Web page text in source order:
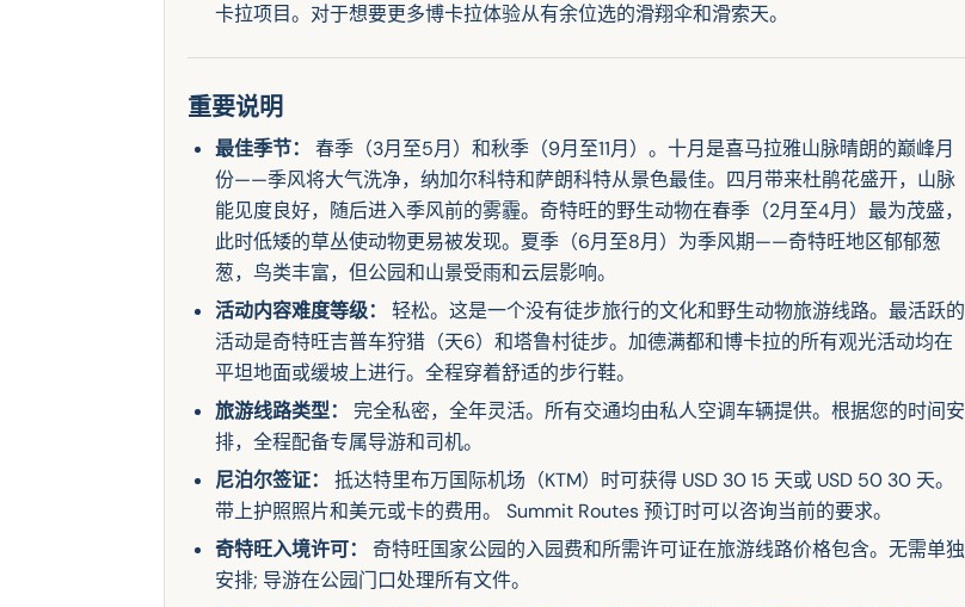
卡拉项目。对于想要更多博卡拉体验从有余位选的滑翔伞和滑索天。
重要说明
最佳季节：
春季（3月至5月）和秋季（9月至11月）。十月是喜马拉雅山脉晴朗的巅峰月
份——季风将大气洗净，纳加尔科特和萨朗科特从景色最佳。四月带来杜鹃花盛开，山脉
能见度良好，随后进入季风前的雾霾。奇特旺的野生动物在春季（2月至4月）最为茂盛，
此时低矮的草丛使动物更易被发现。夏季（6月至8月）为季风期——奇特旺地区郁郁葱
葱，鸟类丰富，但公园和山景受雨和云层影响。
活动内容难度等级：
轻松。这是一个没有徒步旅行的文化和野生动物旅游线路。最活跃的
活动是奇特旺吉普车狩猎（天6）和塔鲁村徒步。加德满都和博卡拉的所有观光活动均在
平坦地面或缓坡上进行。全程穿着舒适的步行鞋。
旅游线路类型：
完全私密，全年灵活。所有交通均由私人空调车辆提供。根据您的时间安
排，全程配备专属导游和司机。
尼泊尔签证：
抵达特里布万国际机场（KTM）时可获得 USD 30 15 天或 USD 50 30 天。
带上护照照片和美元或卡的费用。 Summit Routes 预订时可以咨询当前的要求。
奇特旺入境许可：
奇特旺国家公园的入园费和所需许可证在旅游线路价格包含。无需单独
安排; 导游在公园门口处理所有文件。